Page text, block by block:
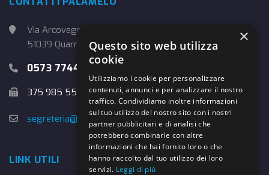
Via Arcoveggio, 4
51039 Quarrata (PT)
0573 774457
375 985 5526
segreteria@danybasket.it
LINK UTILI
×
Questo sito web utilizza
cookie
Utilizziamo i cookie per personalizzare
contenuti, annunci e per analizzare il nostro
traffico. Condividiamo inoltre informazioni
sul tuo utilizzo del nostro sito con i nostri
partner pubblicitari e di analisi che
potrebbero combinarle con altre
informazioni che hai fornito loro o che
hanno raccolto dal tuo utilizzo dei loro
servizi. Leggi di più